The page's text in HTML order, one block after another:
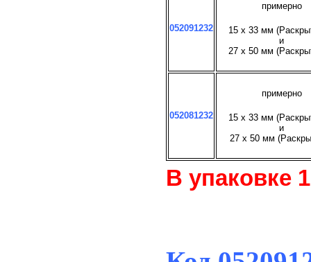
052091232
примерно
15 х 33 мм
и
27 х 50 мм
052081232
примерно
15 х 33 мм
и
27 х 50 мм
В упаковке